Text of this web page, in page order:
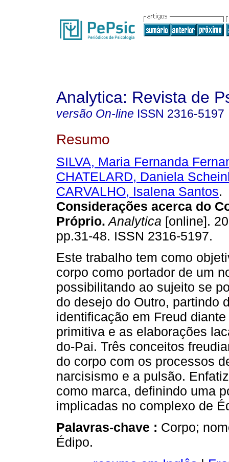
Analytica: Revista de
versão On-line ISSN 2316-5197
Resumo
SILVA, Maria Fernanda
CHATELARD, Daniela
CARVALHO, Isalena Santos.
Considerações acerca do
Próprio. Analytica [online].
pp.31-48. ISSN 2316-5197.
Este trabalho tem como
corpo como portador de um
possibilitando ao sujeito se
do desejo do Outro, partindo
identificação em Freud
primitiva e as elaborações
do-Pai. Três conceitos
do corpo com os processos
narcisismo e a pulsão.
como marca, definindo uma
implicadas no complexo de
Palavras-chave : Corpo;
Édipo.